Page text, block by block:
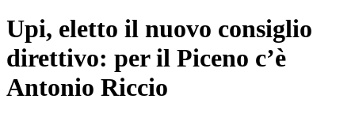
Upi, eletto il nuovo consiglio
direttivo: per il Piceno c’è
Antonio Riccio